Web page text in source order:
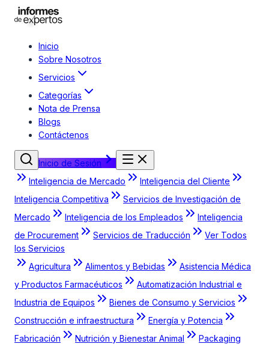
Inicio
Sobre Nosotros
Servicios
Categorías
Nota de Prensa
Blogs
Contáctenos
Inicio de Sesión
Inteligencia de Mercado
Inteligencia del Cliente
Inteligencia Competitiva
Servicios de Investigación de
Mercado
Inteligencia de los Empleados
Inteligencia
de Procurement
Servicios de Traducción
Ver Todos
los Servicios
Agricultura
Alimentos y Bebidas
Asistencia Médica
y Productos Farmacéuticos
Automatización Industrial e
Industria de Equipos
Bienes de Consumo y Servicios
Construcción e infraestructura
Energía y Potencia
Fabricación
Nutrición y Bienestar Animal
Packaging